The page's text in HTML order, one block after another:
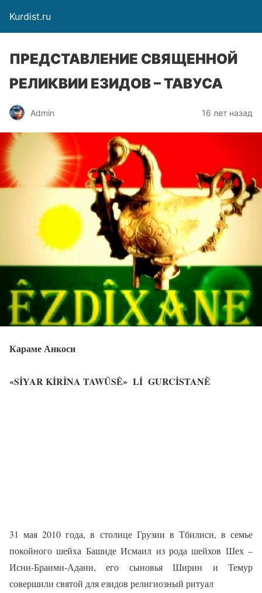
Kurdist.ru
ПРЕДСТАВЛЕНИЕ СВЯЩЕННОЙ
РЕЛИКВИИ ЕЗИДОВ – ТАВУСА
Admin 16 лет назад
Караме Анкоси
«SİYAR KİRİNA TAWÛSÊ» Lİ GURCİSTANÊ
31 мая 2010 года, в столице Грузии в Тбилиси, в семье
покойного шейха Башиде Исмаил из рода шейхов Шех –
Исни-Браими-Адани, его сыновья Ширин и Темур
совершили святой для езидов религиозный ритуал